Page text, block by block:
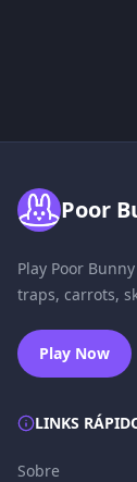
Poor
Play Poor
traps, carrots,
Play Now
LINKS
Sobre